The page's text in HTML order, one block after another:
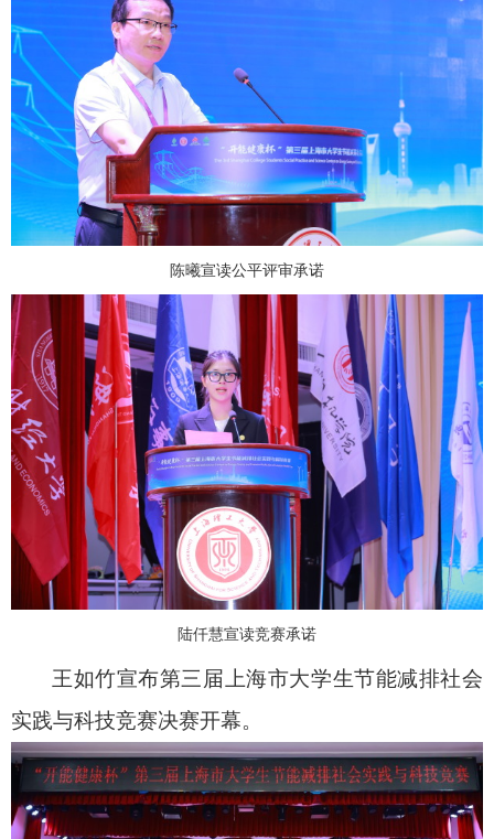
陈曦宣读公平评审承诺
陆仟慧宣读竞赛承诺
王如竹宣布第三届上海市大学生节能减排社会
实践与科技竞赛决赛开幕。